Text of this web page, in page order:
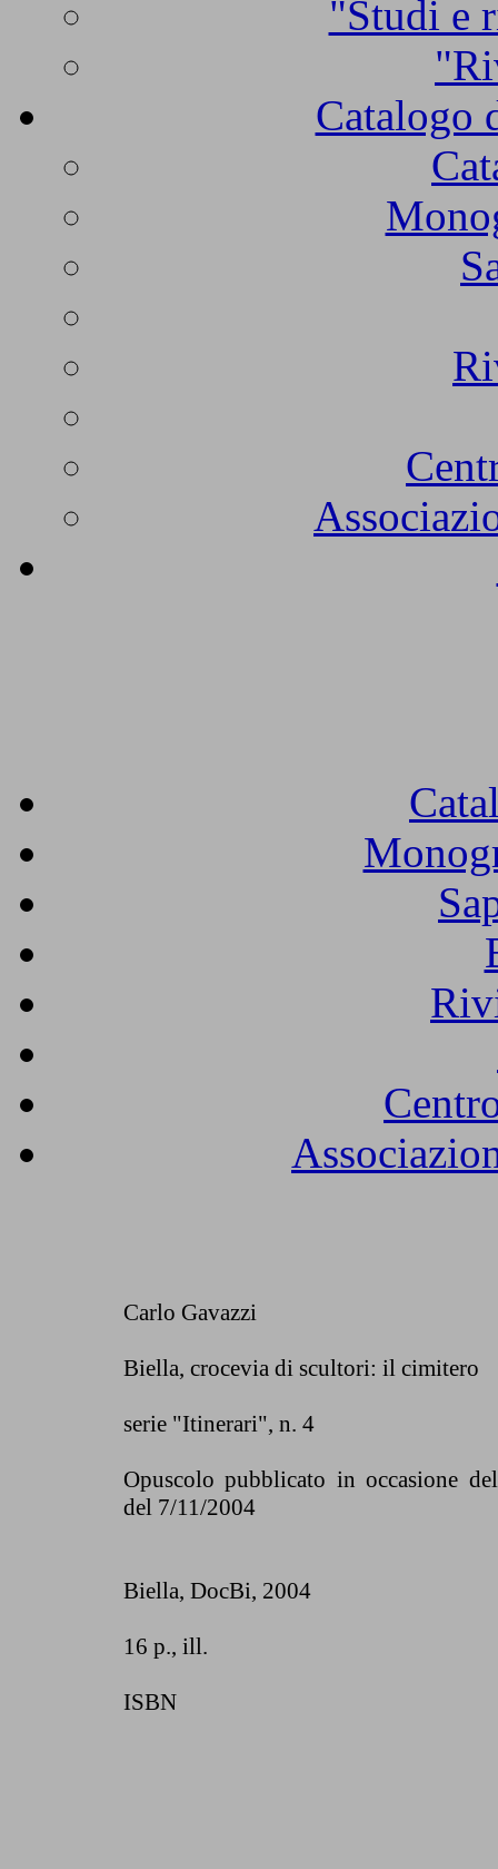
"Studi e
Catalogo
Carlo Gavazzi
Biella, crocevia di scultori: il cimitero
serie "Itinerari", n. 4
Opuscolo pubblicato in occasione
del 7/11/2004
Biella, DocBi, 2004
16 p., ill.
ISBN